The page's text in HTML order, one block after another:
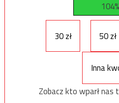
104%
30 zł 50 zł
Inna
Zobacz kto wparł nas